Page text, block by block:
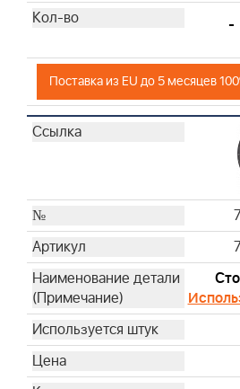
-
Поставка из EU до 5 месяцев